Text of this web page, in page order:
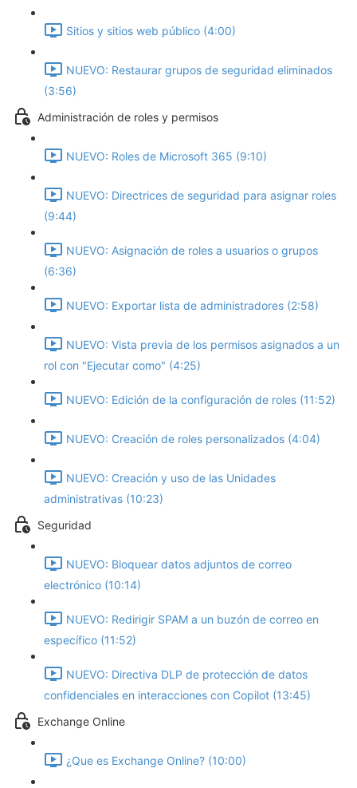
Sitios y sitios web público (4:00)
NUEVO: Restaurar grupos de seguridad eliminados
(3:56)
Administración de roles y permisos
NUEVO: Roles de Microsoft 365 (9:10)
NUEVO: Directrices de seguridad para asignar roles
(9:44)
NUEVO: Asignación de roles a usuarios o grupos
(6:36)
NUEVO: Exportar lista de administradores (2:58)
NUEVO: Vista previa de los permisos asignados a un
rol con "Ejecutar como" (4:25)
NUEVO: Edición de la configuración de roles (11:52)
NUEVO: Creación de roles personalizados (4:04)
NUEVO: Creación y uso de las Unidades
administrativas (10:23)
Seguridad
NUEVO: Bloquear datos adjuntos de correo
electrónico (10:14)
NUEVO: Redirigir SPAM a un buzón de correo en
específico (11:52)
NUEVO: Directiva DLP de protección de datos
confidenciales en interacciones con Copilot (13:45)
Exchange Online
¿Que es Exchange Online? (10:00)